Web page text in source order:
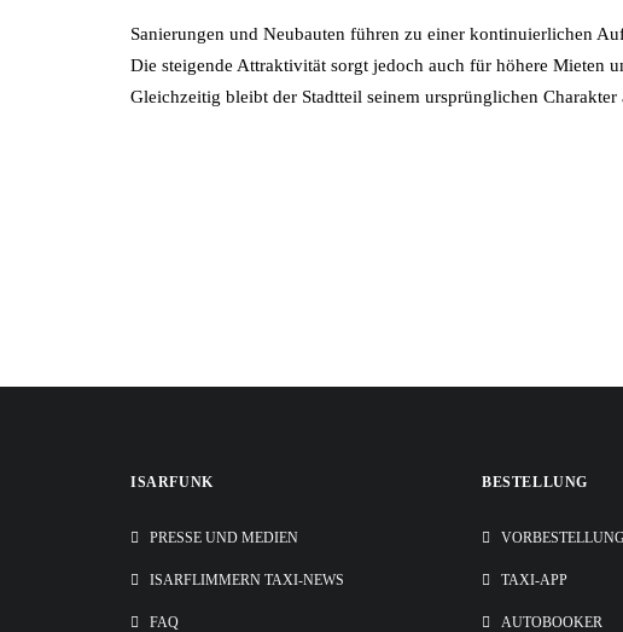
Sanierungen und Neubauten führen zu einer kontinuierlichen
Die steigende Attraktivität sorgt jedoch auch für höhere Mieten
Gleichzeitig bleibt der Stadtteil seinem ursprünglichen
ISARFUNK
PRESSE UND MEDIEN
ISARFLIMMERN TAXI-NEWS
FAQ
BESTELLUNG
TAXI-APP
AUTOBOOKER